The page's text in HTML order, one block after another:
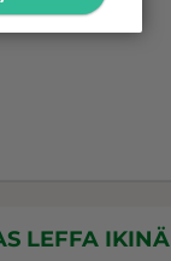
LEFFA IKINÄ